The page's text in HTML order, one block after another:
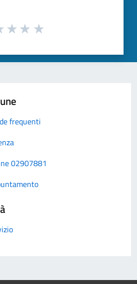
frequenti
02907881